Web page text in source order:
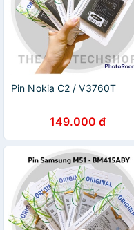
Pin Nokia C2 / V3760T
149.000 đ